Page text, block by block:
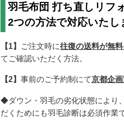
羽毛布団 打ち直しリフ
2つの方法で対応いたし
【1】 ご注文時に往復の送料が無
てご確認いただく方法。
【2】 事前のご予約制にて京都企
◆ダウン・羽毛の劣化状態により
だくためにも羽毛診断は必須作業